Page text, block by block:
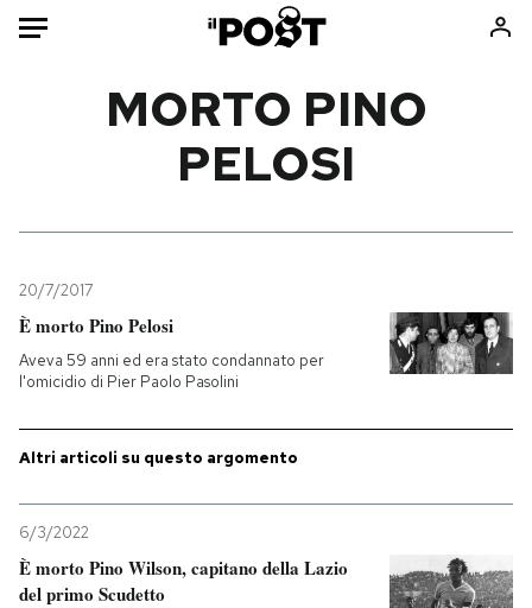
Mondo
Tecnologia
Internet
Scienza
Libri
Ok Boomer!
Media
PODCAST
MORTO PINO
PELOSI
20/7/2017
È morto Pino Pelosi
Aveva 59 anni ed era stato condannato per
l'omicidio di Pier Paolo Pasolini
Altri articoli su questo argomento
6/3/2022
È morto Pino Wilson, capitano della Lazio
del primo Scudetto